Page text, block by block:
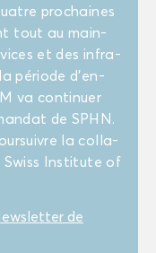
pro­chaines
tout au main­
et des in­fra­
pé­riode d’en­
va conti­nuer
de SPHN.
la col­la­
Swiss Ins­ti­tute of
de